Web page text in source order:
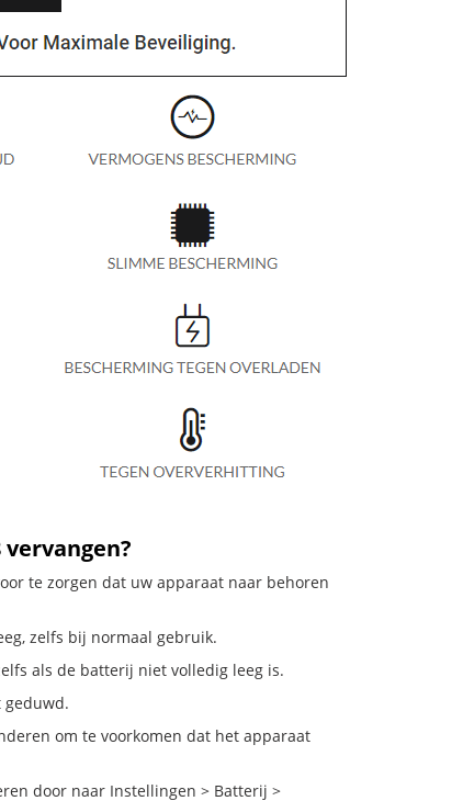
te zorgen dat uw apparaat naar behoren
zelfs bij normaal gebruik.
als de batterij niet volledig leeg is.
om te voorkomen dat het apparaat
door naar Instellingen > Batterij >